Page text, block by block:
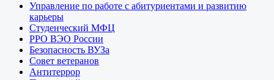
Управление по работе с абитуриентами и развитию
карьеры
Студенческий МФЦ
РРО ВЭО России
Безопасность ВУЗа
Совет ветеранов
Антитеррор